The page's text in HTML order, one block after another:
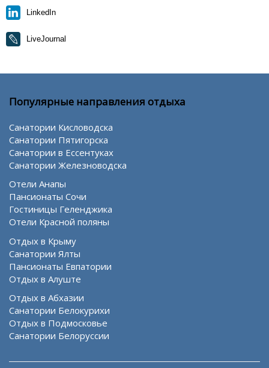
LinkedIn
LiveJournal
Популярные направления отдыха
Санатории Кисловодска
Санатории Пятигорска
Санатории в Ессентуках
Санатории Железноводска
Отели Анапы
Пансионаты Сочи
Гостиницы Геленджика
Отели Красной поляны
Отдых в Крыму
Санатории Ялты
Пансионаты Евпатории
Отдых в Алуште
Отдых в Абхазии
Санатории Белокурихи
Отдых в Подмосковье
Санатории Белоруссии